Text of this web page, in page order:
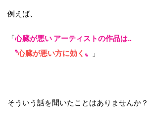
例えば、
「心臓が悪い アーティストの作品は‥
〝心臓が悪い方に効く 〟 」
そういう話を聞いたことはありませんか？